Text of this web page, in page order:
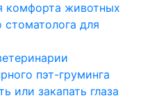
комфорта животных
стоматолога для
пэт-груминга
или закапать глаза